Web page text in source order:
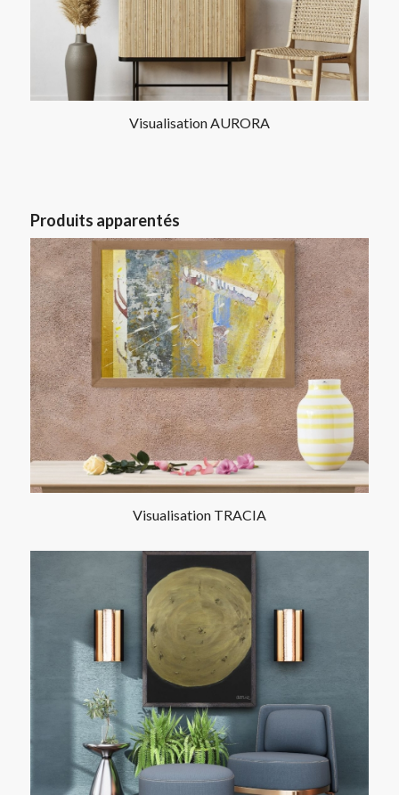
Visualisation AURORA
Produits apparentés
Visualisation TRACIA